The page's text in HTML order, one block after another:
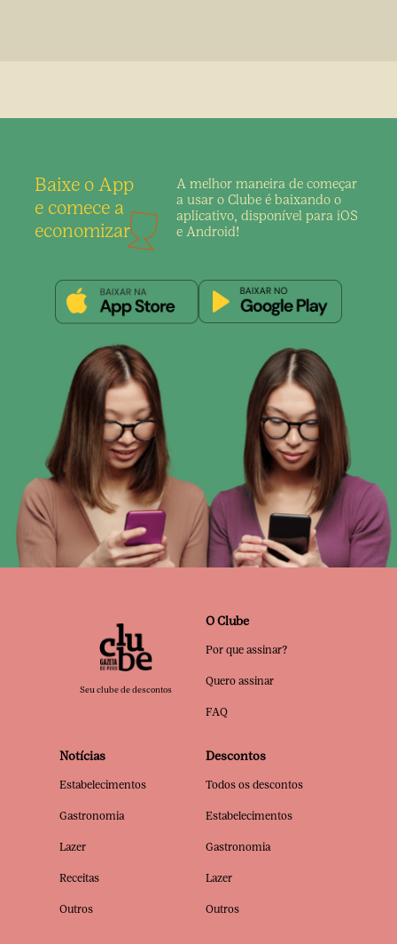
Baixe o App
e comece a
economizar
A melhor maneira de começar
a usar o Clube é baixando o
aplicativo, disponível para iOS
e Android!
Seu clube de descontos
O Clube
Por que assinar?
Quero assinar
FAQ
Notícias
Estabelecimentos
Gastronomia
Lazer
Receitas
Outros
Descontos
Todos os descontos
Estabelecimentos
Gastronomia
Lazer
Outros